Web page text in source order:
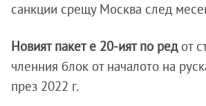
санкции срещу Москва след
Новият пакет е 20-ият по ред от
членния блок от началото на
през 2022 г.